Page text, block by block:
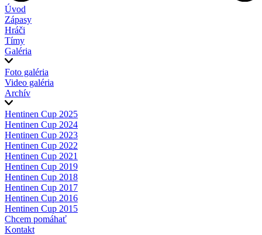
Úvod
Zápasy
Hráči
Tímy
Galéria
Foto galéria
Video galéria
Archív
Hentinen Cup 2025
Hentinen Cup 2024
Hentinen Cup 2023
Hentinen Cup 2022
Hentinen Cup 2021
Hentinen Cup 2019
Hentinen Cup 2018
Hentinen Cup 2017
Hentinen Cup 2016
Hentinen Cup 2015
Chcem pomáhať
Kontakt